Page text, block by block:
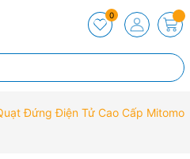
0
Đứng Điện Tử Cao Cấp Mitomo